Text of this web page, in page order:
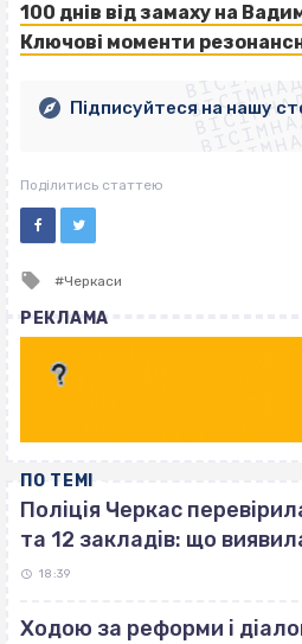
100 днів від замаху на
Ключові моменти
Підписуйтеся на нашу
Поділитись статтею
Tagged
Черкаси
РЕКЛАМА
ПО ТЕМІ
Поліція Черкас
та 12 закладів: що
18:39
Ходою за реформи і